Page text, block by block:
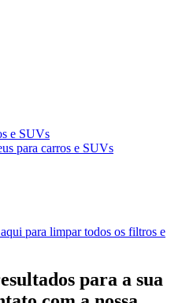
e SUVs
para carros e SUVs
para limpar todos os filtros e
para a sua